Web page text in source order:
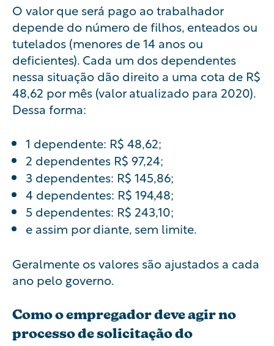
O valor que será pago ao trabalhador
depende do número de filhos, enteados ou
tutelados (menores de 14 anos ou
deficientes). Cada um dos dependentes
nessa situação dão direito a uma cota de R$
48,62 por mês (valor atualizado para 2020).
Dessa forma:
1 dependente: R$ 48,62;
2 dependentes R$ 97,24;
3 dependentes: R$ 145,86;
4 dependentes: R$ 194,48;
5 dependentes: R$ 243,10;
e assim por diante, sem limite.
Geralmente os valores são ajustados a cada
ano pelo governo.
Como o empregador deve agir no
processo de solicitação do